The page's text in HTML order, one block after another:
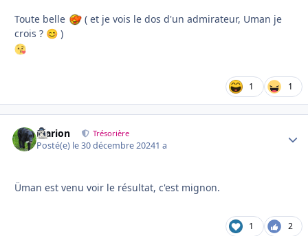
Toute belle
( et je vois le dos d'un admirateur, Uman je
crois ? 😊 )
1 1
Marion Trésorière
Posté(e) le 30 décembre 20241 a
Üman est venu voir le résultat, c'est mignon.
1 2